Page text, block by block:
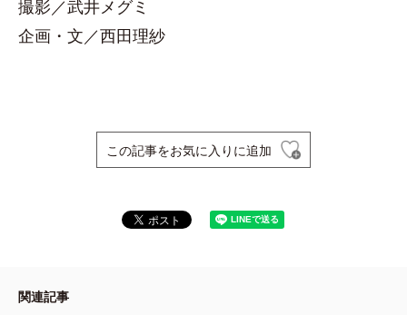
撮影／武井メグミ
企画・文／西田理紗
この記事をお気に入りに追加
関連記事